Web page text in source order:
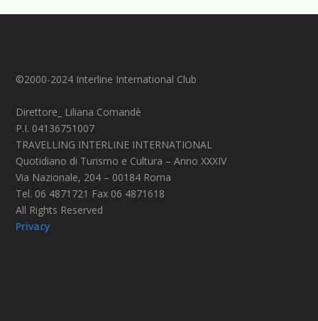
©2000-2024 Interline International Club
Direttore_ Liliana Comandè
P.I. 04136751007
TRAVELLING INTERLINE INTERNATIONAL
Quotidiano di Turismo e Cultura – Anno XXXIV
Via Nazionale, 204 – 00184 Roma
Tel. 06 4871721 Fax 06 4871618
All Rights Reserved
Privacy